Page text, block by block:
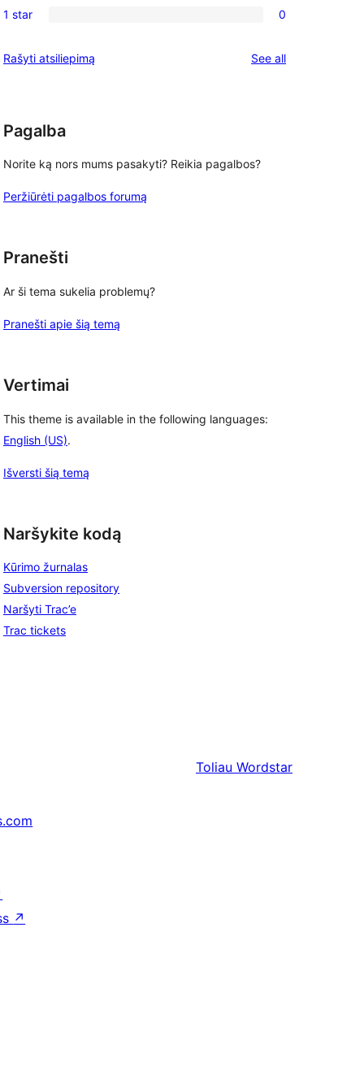
reviews
star
2-
reviews
0
star
1 star 0
Rašyti atsiliepimą See allreviews
Pagalba
Norite ką nors mums pasakyti? Reikia pagalbos?
Peržiūrėti pagalbos forumą
Pranešti
Ar ši tema sukelia problemų?
Pranešti apie šią temą
Vertimai
This theme is available in the following languages:
English (US).
Išversti šią temą
Naršykite kodą
Kūrimo žurnalas
Subversion repository
Naršyti Trac’e
Trac tickets
Toliau Wordstar
↗